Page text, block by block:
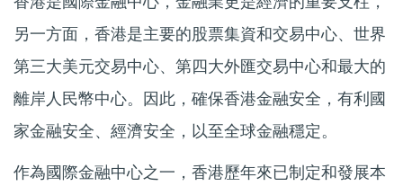
另一方面，香港是主要的股票集資和交易中心、世界
第三大美元交易中心、第四大外匯交易中心和最大的
離岸人民幣中心。因此，確保香港金融安全，有利國
家金融安全、經濟安全，以至全球金融穩定。
作為國際金融中心之一，香港歷年來已制定和發展本